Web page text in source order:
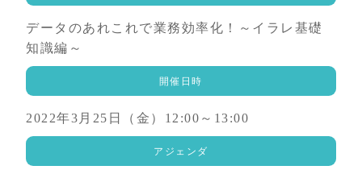
データのあれこれで業務効率化！～イラレ基礎
知識編～
開催日時
2022年3月25日（金）12:00～13:00
アジェンダ